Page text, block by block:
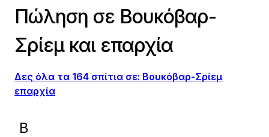
Πώληση σε Βουκόβαρ-
Σρίεμ και επαρχία
Δες όλα τα 164 σπίτια σε: Βουκόβαρ-Σρίεμ
επαρχία
B